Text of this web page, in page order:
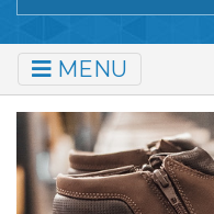
MENU